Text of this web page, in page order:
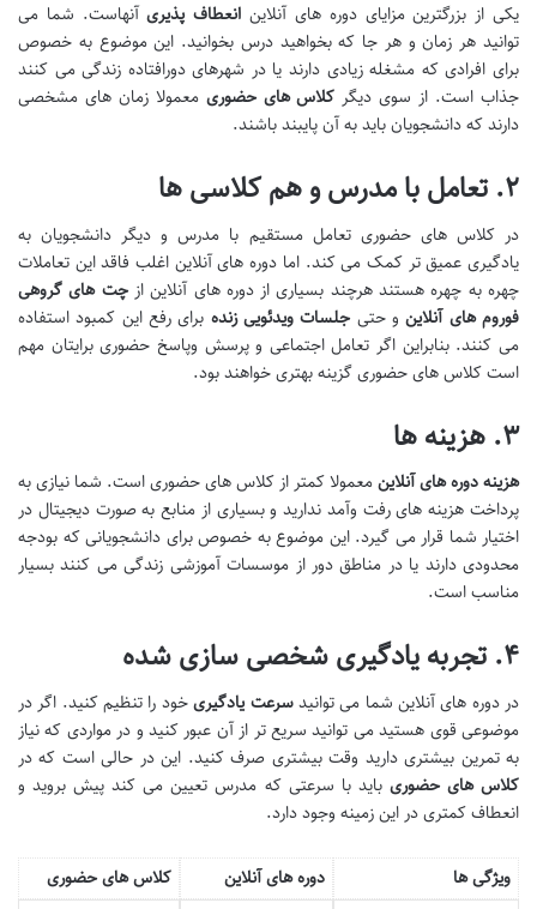
یکی از بزرگترین مزایای دوره های آنلاین انعطاف پذیریآنهاست. شما می
توانید هر زمان و هر جا که بخواهید درس بخوانید. این موضوع به خصوص
برای افرادی که مشغله زیادی دارند یا در شهرهای دورافتاده زندگی می کنند
جذاب است. از سوی دیگر کلاس های حضوری معمولا زمان های مشخصی
دارند که دانشجویان باید به آن پایبند باشند.
۲.تعامل با مدرس و هم کلاسی ها
در کلاس های حضوری تعامل مستقیم با مدرس و دیگر دانشجویان به
یادگیری عمیق تر کمک می کند. اما دوره های آنلاین اغلب فاقد این تعاملات
چهره به چهره هستند هرچند بسیاری از دوره های آنلاین ازچت های گروهی
فوروم های آنلاینو حتی جلسات ویدئویی زنده برای رفع این کمبود استفاده
می کنند. بنابراین اگر تعامل اجتماعی و پرسش وپاسخ حضوری برایتان مهم
است کلاس های حضوری گزینه بهتری خواهند بود.
۳. هزینه ها
هزینه دوره های آنلاینمعمولا کمتر از کلاس های حضوری است. شما نیازی به
پرداخت هزینه های رفت وآمد ندارید و بسیاری از منابع به صورت دیجیتال در
اختیار شما قرار می گیرد. این موضوع به خصوص برای دانشجویانی که بودجه
محدودی دارند یا در مناطق دور از موسسات آموزشی زندگی می کنند بسیار
مناسب است.
۴.تجربه یادگیری شخصی سازی شده
در دوره های آنلاین شما می توانیدسرعت یادگیریخود را تنظیم کنید. اگر در
موضوعی قوی هستید می توانید سریع تر از آن عبور کنید و در مواردی که نیاز
به تمرین بیشتری دارید وقت بیشتری صرف کنید. این در حالی است که در
کلاس های حضوری باید با سرعتی که مدرس تعیین می کند پیش بروید و
انعطاف کمتری در این زمینه وجود دارد.
ویژگی ها دوره های آنلاین
کلاس های حضوری